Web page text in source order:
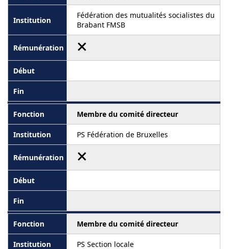
Fédération des mutualités socialistes du
Brabant FMSB
Membre du comité directeur
PS Fédération de Bruxelles
Membre du comité directeur
PS Section locale